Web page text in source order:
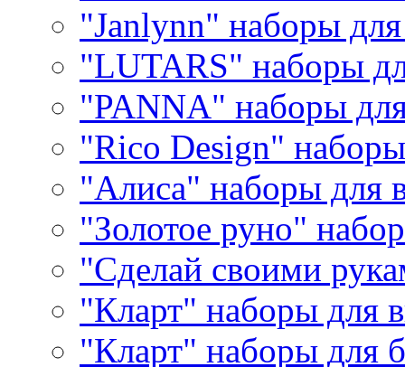
"Janlynn" наборы
"LUTARS" наборы
"PANNA" наборы
"Rico Design"
"Алиса" наборы для
"Золотое руно"
"Сделай своими
"Кларт" наборы для
"Кларт" наборы для